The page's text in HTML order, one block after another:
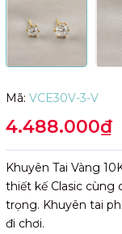
Mã: VCE30V-3-V
4.488.000₫
Khuyên Tai Vàng
thiết kế Clasic cùng
trọng. Khuyên tai
đi chơi.